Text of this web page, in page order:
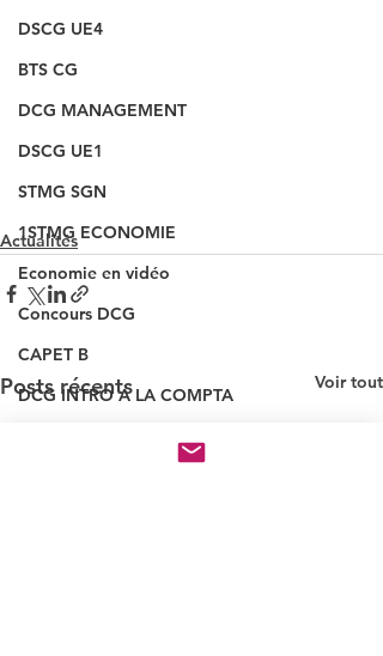
DSCG UE4
BTS CG
DCG MANAGEMENT
DSCG UE1
STMG SGN
1STMG ECONOMIE
Economie en vidéo
Concours DCG
CAPET B
DCG INTRO A LA COMPTA
Actualités
Posts récents Voir tout